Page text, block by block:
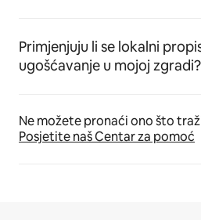
Primjenjuju li se lokalni
ugošćavanje u mojoj zgradi?
Ne možete pronaći ono što
Posjetite naš Centar za pomoć